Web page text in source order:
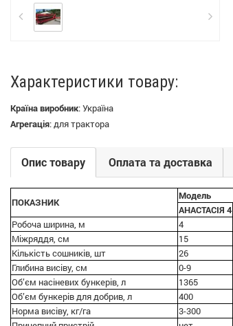
Характеристики товару:
Країна виробник:Україна
Агрегація:для трактора
Опис товару Оплата та доставка
ПОКАЗНИК
Модель
АНАСТАСІЯ 4
Робоча ширина, м
4
Міжряддя, см
15
Кількість сошників, шт
26
Глибина висіву, см
0-9
Об’єм насіневих бункерів, л
1365
Об’єм бункерів для добрив, л
400
Норма висіву, кг/га
3-300